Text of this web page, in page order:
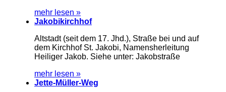
mehr lesen »
Jakobikirchhof
Altstadt (seit dem 17. Jhd.), Straße bei und auf
dem Kirchhof St. Jakobi, Namensherleitung
Heiliger Jakob. Siehe unter: Jakobstraße
mehr lesen »
Jette-Müller-Weg